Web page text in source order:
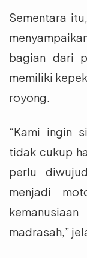
Sementara
bagian dari
memiliki
royong.
“Kami ingin
tidak cukup
perlu
menjadi
madrasah,”